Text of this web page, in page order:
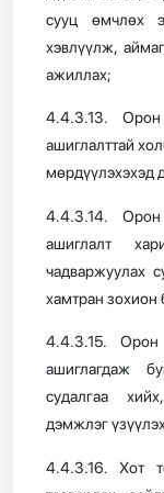
сууц өмчлөх
хэвлүүлж,
ажиллах;
4.4.3.13.
ашиглалттай
мөрдүүлэхэхэд
4.4.3.14.
ашиглалт
чадваржуулах
хамтран зохион
4.4.3.15. Орон
ашиглагдаж
судалгаа
дэмжлэг
4.4.3.16. Хот